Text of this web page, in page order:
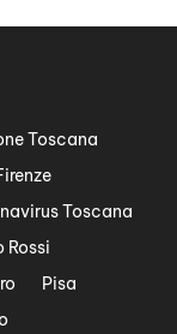
Toscana
Toscana
Rossi
Pisa